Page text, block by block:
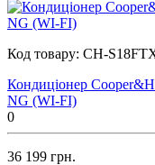
Код товару: CH-
Кондиціонер
NG (WI-FI)
0
36 199 грн.